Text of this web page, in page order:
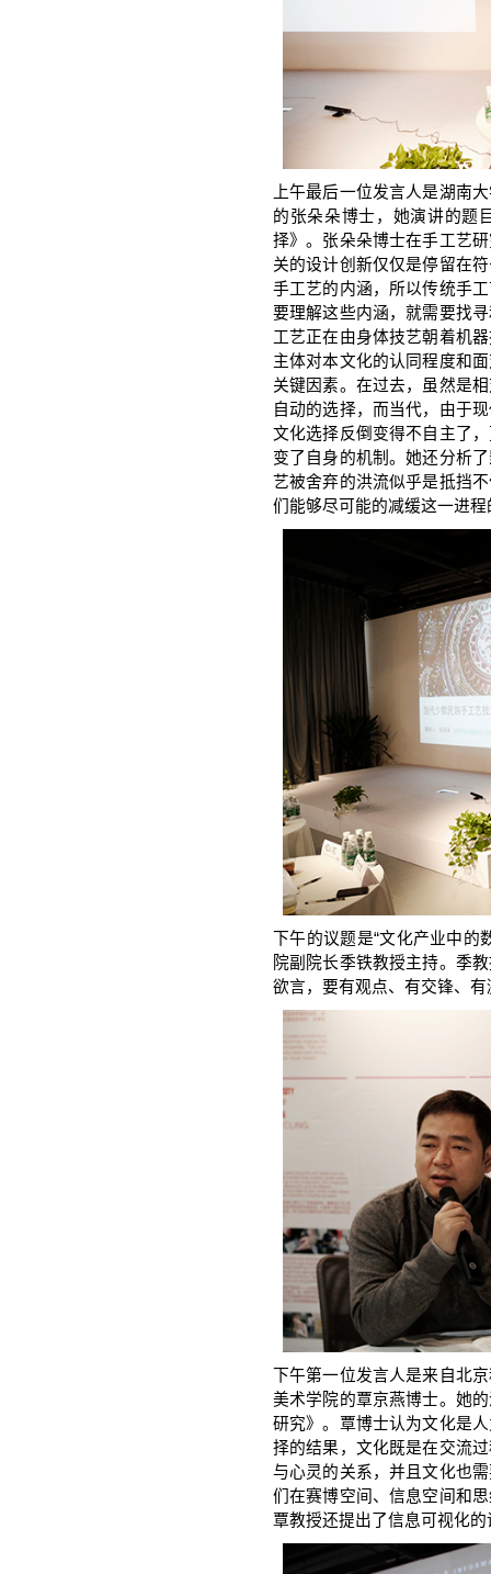
上午最后一位发言人是湖南
的张朵朵博士，她演讲的题
择》。张朵朵博士在手工艺
关的设计创新仅仅是停留在
手工艺的内涵，所以传统手
要理解这些内涵，就需要找
工艺正在由身体技艺朝着机
主体对本文化的认同程度和
关键因素。在过去，虽然是
自动的选择，而当代，由于
文化选择反倒变得不自主了
变了自身的机制。她还分析
艺被舍弃的洪流似乎是抵挡
们能够尽可能的减缓这一进程
下午的议题是“文化产业中的
院副院长季铁教授主持。季
欲言，要有观点、有交锋、有
下午第一位发言人是来自北
美术学院的覃京燕博士。她
研究》。覃博士认为文化是
择的结果，文化既是在交流
与心灵的关系，并且文化也
们在赛博空间、信息空间和
覃教授还提出了信息可视化